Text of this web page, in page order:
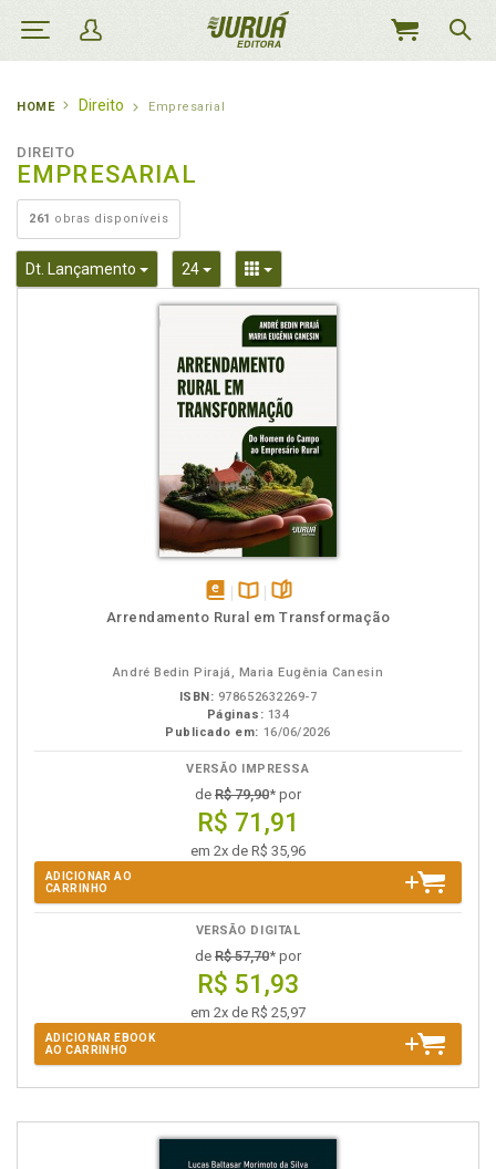
MEU
HOME Direito Empresarial
DIREITO
EMPRESARIAL
261 obras disponíveis
Dt. Lançamento Toggle Dropdown
24 Toggle DropdownToggle Dropdown
disponívelDisponível
páginas
Arrendamento Rural em Transformação
André Bedin Pirajá, Maria Eugênia Canesin
ISBN: 978652632269-7
Páginas: 134
Publicado em: 16/06/2026
VERSÃO IMPRESSA
de R$ 79,90* por
R$ 71,91
em 2x de R$ 35,96
ADICIONAR AO
CARRINHO
VERSÃO DIGITAL
de R$ 57,70* por
R$ 51,93
em 2x de R$ 25,97
ADICIONAR EBOOK
AO CARRINHO